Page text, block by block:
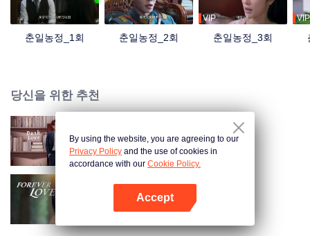
춘일농정_1회 춘일농정_2회
VIP
춘일농정_3회
VIP
당신을 위한 추천
모색심적
망심천금
By using the website, you are agreeing to our
Privacy Policy and the use of cookies in
accordance with our Cookie Policy.
Accept